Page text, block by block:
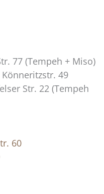
77 (Tempeh + Miso)
Könneritzstr. 49
Str. 22 (Tempeh
60